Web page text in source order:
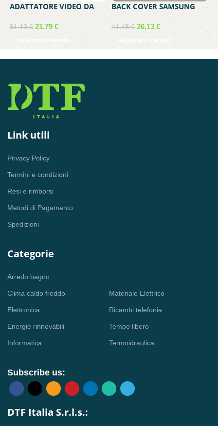
ADATTATORE VIDEO DA
VGA FEMMINA A USB-C
MASCHIO MEDIACOM MD-
C307
31,13€ 21,79 €
Aggiungi al carrello
BACK COVER SAMSUNG
SERVICE PACK GALAXY
NOTE 20 GREY GH82-
23298A
41,48€ 26,13 €
Aggiungi al carrello
Link utili
Privacy Policy
Termini e condizioni
Resi e rimborsi
Metodi di Pagamento
Spedizioni
Categorie
Arredo bagno
Clima caldo freddo
Elettronica
Energie rinnovabili
Informatica
Materiale Elettrico
Ricambi telefonia
Tempo libero
Termoidraulica
Subscribe us:
DTF Italia S.r.l.s.: